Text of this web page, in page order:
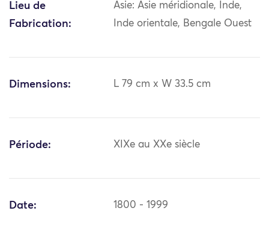
Lieu de
Fabrication:
Asie: Asie méridionale, Inde,
Inde orientale, Bengale Ouest
Dimensions: L 79 cm x W 33.5 cm
Période: XIXe au XXe siècle
Date: 1800 - 1999